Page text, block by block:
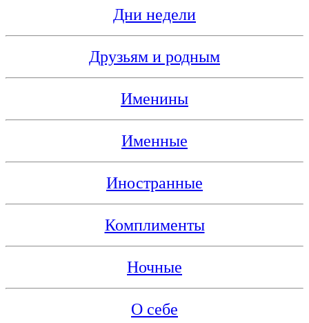
Дни недели
Друзьям и родным
Именины
Именные
Иностранные
Комплименты
Ночные
О себе